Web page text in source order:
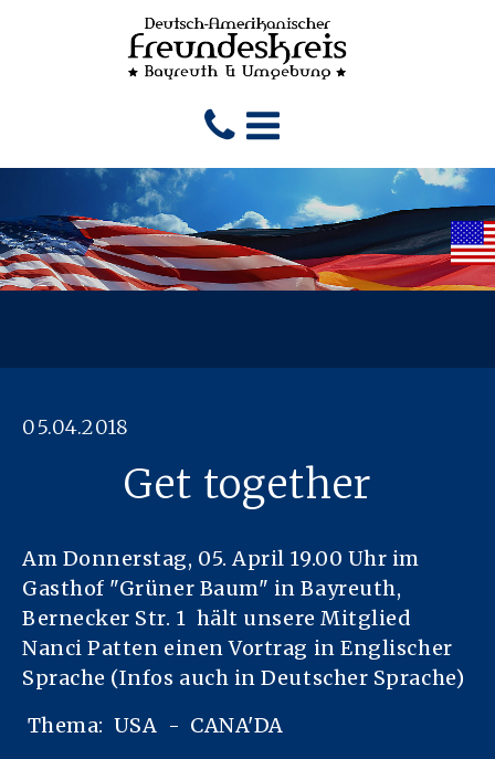
05.04.2018
Get together
Am Donnerstag, 05. April 19.00 Uhr im
Gasthof "Grüner Baum" in Bayreuth,
Bernecker Str. 1 hält unsere Mitglied
Nanci Patten einen Vortrag in Englischer
Sprache (Infos auch in Deutscher Sprache)
Thema: USA - CANA'DA